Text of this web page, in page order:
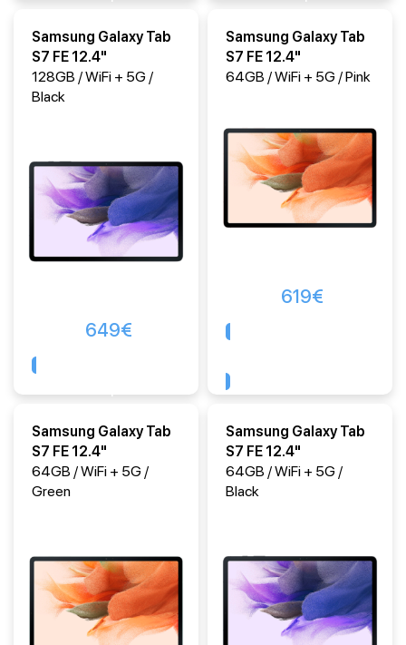
Samsung Galaxy Tab
S7 FE 12.4"
128GB / WiFi + 5G /
Black
649€
Samsung Galaxy Tab
S7 FE 12.4"
64GB / WiFi + 5G / Pink
619€
Samsung Galaxy Tab
S7 FE 12.4"
64GB / WiFi + 5G /
Green
Samsung Galaxy Tab
S7 FE 12.4"
64GB / WiFi + 5G /
Black